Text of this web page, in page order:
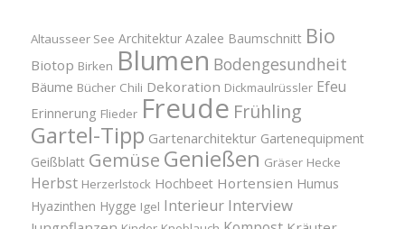
Altausseer See Architektur Azalee Baumschnitt Bio
Biotop Birken Blumen Bodengesundheit
Bäume Bücher Chili Dekoration Dickmaulrüssler Efeu
Erinnerung Flieder Freude Frühling
Gartel-Tipp Gartenarchitektur Gartenequipment
Geißblatt Gemüse Genießen Gräser Hecke
Herbst Herzerlstock Hochbeet Hortensien Humus
Hyazinthen Hygge Igel Interieur Interview